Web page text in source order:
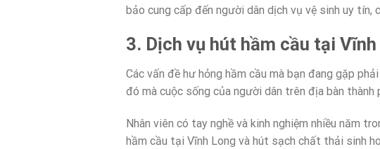
bảo cung cấp đến người dân dịch vụ vệ sinh uy tín,
3. Dịch vụ hút hầm cầu tại
Các vấn đề hư hỏng hầm cầu mà bạn đang gặp
đó mà cuộc sống của người dân trên địa bàn
Nhân viên có tay nghề và kinh nghiệm nhiều năm
hầm cầu tại Vĩnh Long và hút sạch chất thải sinh